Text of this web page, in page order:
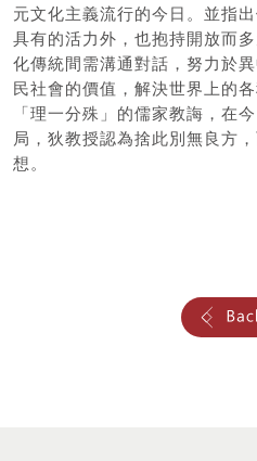
元文化主義流行的今日。並指
具有的活力外，也抱持開放而
化傳統間需溝通對話，努力於
民社會的價值，解決世界上的
「理一分殊」的儒家教誨，在
局，狄教授認為捨此別無良方
想。